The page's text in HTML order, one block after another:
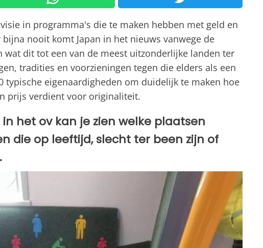
in programma's die te maken hebben met geld en
nooit komt Japan in het nieuws vanwege de
wat dit tot een van de meest uitzonderlijke landen ter
tradities en voorzieningen tegen die elders als een
typische eigenaardigheden om duidelijk te maken hoe
prijs verdient voor originaliteit.
het ov kan je zien welke plaatsen
die op leeftijd, slecht ter been zijn of